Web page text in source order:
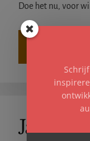
Doe het nu, voor
NAAR